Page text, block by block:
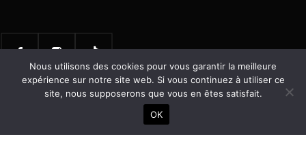
AJOUTER AU PANIER
© 2025 Tasneem Couture & Beauté. Tous droits réservés. | Site
développé avec ❤️ parDot Vertex
Nous utilisons des cookies pour vous garantir la meilleure
expérience sur notre site web. Si vous continuez à utiliser ce
site, nous supposerons que vous en êtes satisfait.
OK